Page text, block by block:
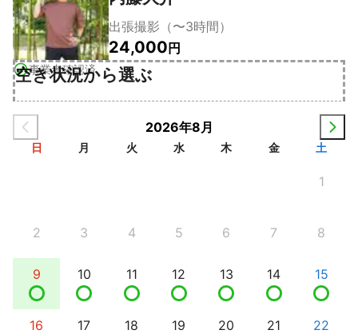
事業者確認済
出張撮影（〜3時間）
24,000円
空き状況から選ぶ
2026年8月
日 月 火 水 木 金 土
1
2 3 4 5 6 7 8
9 10 11 12 13 14 15
16 17 18 19 20 21 22